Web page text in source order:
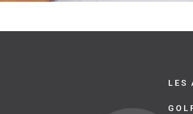
LES